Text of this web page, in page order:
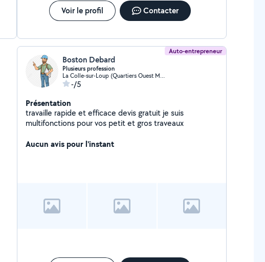
Voir le profil Contacter
Auto-entrepreneur
Boston Debard
Plusieurs profession
La Colle-sur-Loup (Quartiers Ouest Montgros-Montmeuille)
-/5
Présentation
travaille rapide et efficace devis gratuit je suis
multifonctions pour vos petit et gros traveaux
Aucun avis pour l'instant